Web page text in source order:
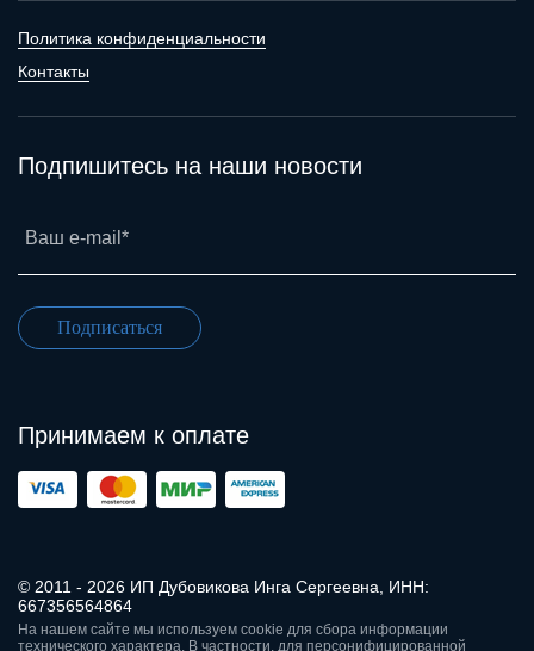
Политика конфиденциальности
Контакты
Подпишитесь на наши новости
Ваш e-mail*
Подписаться
Принимаем к оплате
© 2011 - 2026 ИП Дубовикова Инга Сергеевна, ИНН:
667356564864
На нашем сайте мы используем cookie для сбора информации
технического характера. В частности, для персонифицированной